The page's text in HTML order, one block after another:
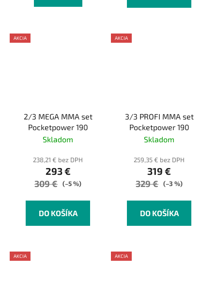
AKCIA
2/3 MEGA MMA set
Pocketpower 190
Skladom
238,21 € bez DPH
293 €
309 € (–5 %)
DO KOŠÍKA
AKCIA
3/3 PROFI MMA set
Pocketpower 190
Skladom
259,35 € bez DPH
319 €
329 € (–3 %)
DO KOŠÍKA
AKCIA AKCIA